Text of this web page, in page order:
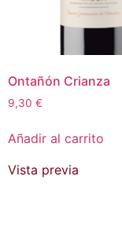
Ontañón Crianza
9,30 €
Añadir al carrito
Vista previa